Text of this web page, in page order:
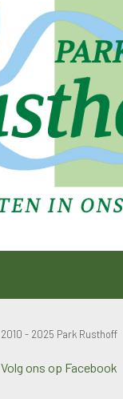
2010 - 2025 Park Rusthoff
Volg ons op Facebook